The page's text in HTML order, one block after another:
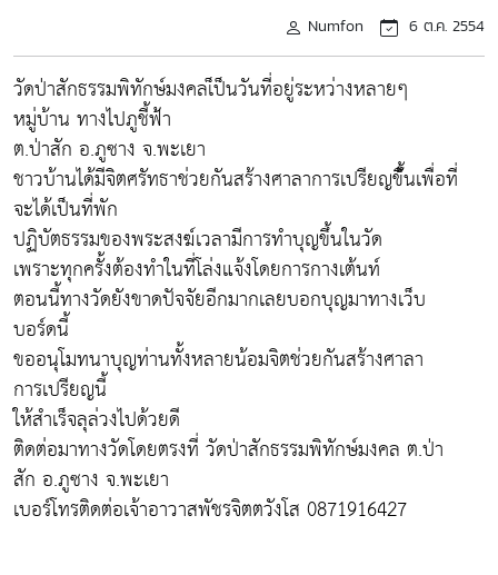
Numfon 6 ต.ค. 2554
วัดป่าสักธรรมพิทักษ์มงคลเ็ป็นวันที่อยู่ระหว่างหลายๆ
หมู่บ้าน ทางไปภูชี้ฟ้า
ต.ป่าสัก อ.ภูซาง จ.พะเยา
ชาวบ้านได้มีจิตศรัทธาช่วยกันสร้างศาลาการเปรียญขึ้้นเพื่อที่
จะได้เป็นที่พัก
ปฏิบัตธรรมของพระสงฆ์เวลามีการทำบุญขึ้นในวัด
เพราะทุกครั้งต้องทำในที่โล่งแจ้งโดยการกางเต้นท์
ตอนนี้ทางวัดยังขาดปัจจัยอีกมากเลยบอกบุญมาทางเว็บ
บอร์ดนี้
ขออนุโมทนาบุญท่านทั้งหลายน้อมจิตช่วยกันสร้างศาลา
การเปรียญนี้
ให้สำเร็จลุล่วงไปด้วยดี
ติดต่อมาทางวัดโดยตรงที่ วัดป่าสักธรรมพิทักษ์มงคล ต.ป่า
สัก อ.ภูซาง จ.พะเยา
เบอร์โทรติดต่อเจ้าอาวาสพัชรจิตตวังโส 0871916427